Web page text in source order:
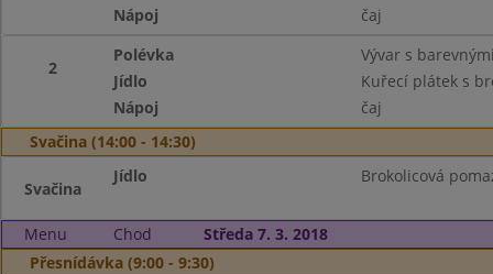
Nápoj
čaj
2
Polévka
Vývar s
Jídlo
Kuřecí plátek s
Nápoj
čaj
Svačina (14:00 - 14:30)
Svačina
Jídlo Brokolicová
Menu Chod
Středa 7. 3. 2018
Přesnídávka (9:00 - 9:30)